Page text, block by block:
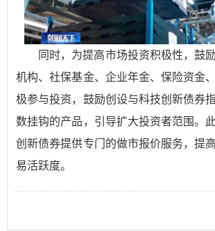
同时，为提高市场投资积极性，鼓
机构、社保基金、企业年金、保险资金
极参与投资，鼓励创设与科技创新债券
数挂钩的产品，引导扩大投资者范围。
创新债券提供专门的做市报价服务，提
易活跃度。